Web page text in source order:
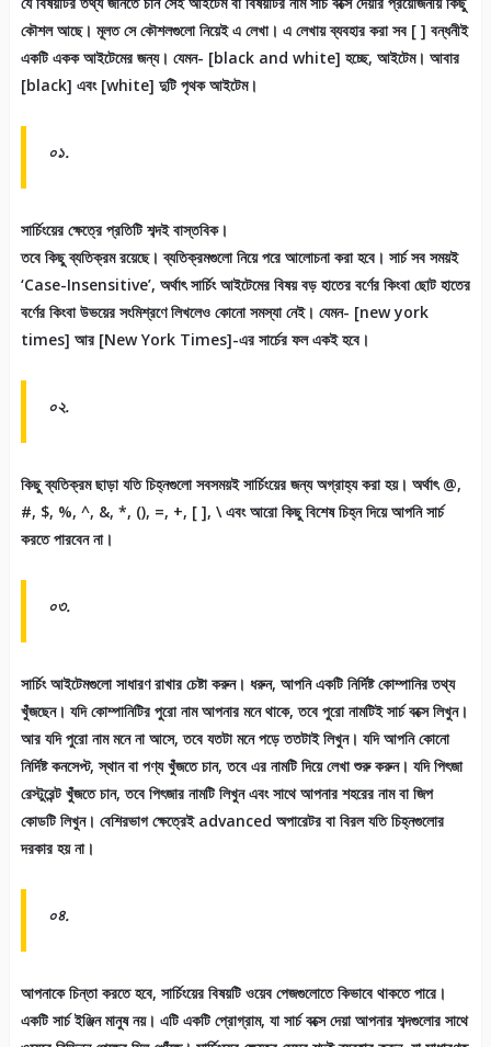
কৌশল আছে। মূলত সে কৌশলগুলো নিয়েই এ লেখা। এ লেখায় ব্যবহার করা সব [ ] বন্ধনীই
একটি একক আইটেমের জন্য। যেমন- [black and white] হচ্ছে, আইটেম। আবার
[black] এবং [white] দুটি পৃথক আইটেম।
০১.
সার্চিংয়ের ক্ষেত্রে প্রতিটি শব্দই বাস্তবিক।
তবে কিছু ব্যতিক্রম রয়েছে। ব্যতিক্রমগুলো নিয়ে পরে আলোচনা করা হবে। সার্চ সব সময়ই
‘Case-Insensitive’, অর্থাৎ সার্চিং আইটেমের বিষয় বড় হাতের বর্ণের কিংবা ছোট হাতের
বর্ণের কিংবা উভয়ের সংমিশ্রণে লিখলেও কোনো সমস্যা নেই। যেমন- [new york
times] আর [New York Times]-এর সার্চের ফল একই হবে।
০২.
কিছু ব্যতিক্রম ছাড়া যতি চিহ্নগুলো সবসময়ই সার্চিংয়ের জন্য অগ্রাহ্য করা হয়। অর্থাৎ @,
#, $, %, ^, &, *, (), =, +, [ ], \ এবং আরো কিছু বিশেষ চিহ্ন দিয়ে আপনি সার্চ
করতে পারবেন না।
০৩.
সার্চিং আইটেমগুলো সাধারণ রাখার চেষ্টা করুন। ধরুন, আপনি একটি নির্দিষ্ট কোম্পানির তথ্য
খুঁজছেন। যদি কোম্পানিটির পুরো নাম আপনার মনে থাকে, তবে পুরো নামটিই সার্চ বক্সে লিখুন।
আর যদি পুরো নাম মনে না আসে, তবে যতটা মনে পড়ে ততটাই লিখুন। যদি আপনি কোনো
নির্দিষ্ট কনসেপ্ট, স্থান বা পণ্য খুঁজতে চান, তবে এর নামটি দিয়ে লেখা শুরু করুন। যদি পিৎজা
রেস্টুরেন্ট খুঁজতে চান, তবে পিৎজার নামটি লিখুন এবং সাথে আপনার শহরের নাম বা জিপ
কোডটি লিখুন। বেশিরভাগ ক্ষেত্রেই advanced অপারেটর বা বিরল যতি চিহ্নগুলোর
দরকার হয় না।
০৪.
আপনাকে চিন্তা করতে হবে, সার্চিংয়ের বিষয়টি ওয়েব পেজগুলোতে কিভাবে থাকতে পারে।
একটি সার্চ ইঞ্জিন মানুষ নয়। এটি একটি প্রোগ্রাম, যা সার্চ বক্সে দেয়া আপনার শব্দগুলোর সাথে